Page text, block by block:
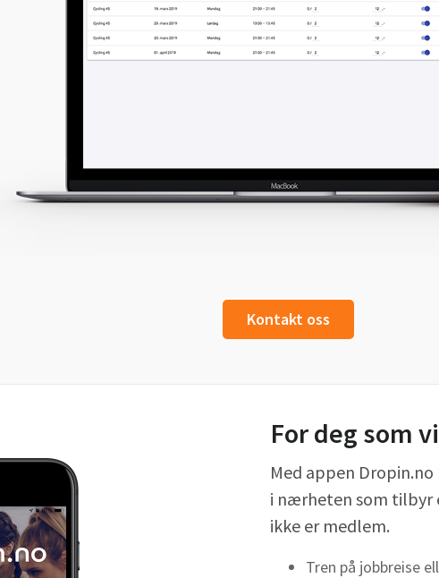
Kontakt oss
For deg som
Med appen
i nærheten som tilbyr
ikke er medlem.
Tren på jobbreise